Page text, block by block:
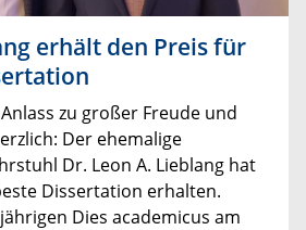
erhält den Preis für
zu großer Freude und
Der ehemalige
Dr. Leon A. Lieblang hat
Dissertation erhalten.
Dies academicus am